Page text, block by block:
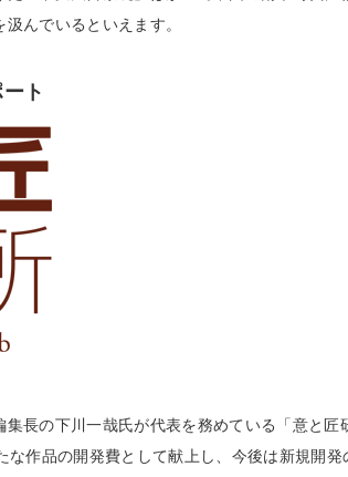
んでいるといえます。
ト
長の下川一哉氏が代表を務めている「意と匠
な作品の開発費として献上し、今後は新規開